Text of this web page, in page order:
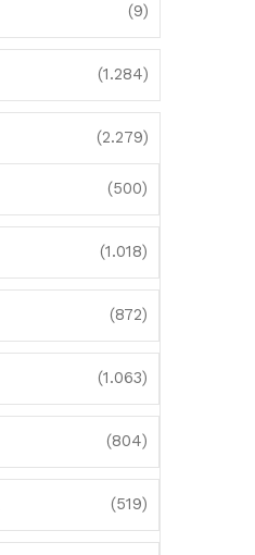
(9)
(1.284)
(2.279)
(500)
(1.018)
(872)
(1.063)
(804)
(519)